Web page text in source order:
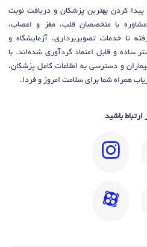
کردن بهترین پزشکان و دریافت نوبت
با متخصصان قلب، مغز و اعصاب،
تا خدمات تصویربرداری، آزمایشگاه و
و قابل اعتماد گردآوری شده‌اند. با
و دسترسی به اطلاعات کامل پزشکان،
همراه شما برای سلامت امروز و فردا.
ارتباط باشید